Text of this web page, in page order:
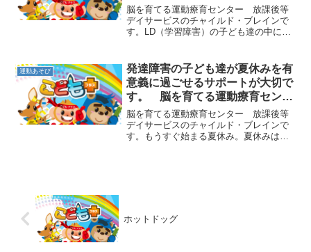
イサービスのチャイルド・ブレイ
ン
脳を育てる運動療育センター 放課後等
デイサービスのチャイルド・ブレインで
す。LD（学習障害）の子ども達の中に
「れ」、「ク」と「タ」などひらがなや
カタカナで似た形の字が区...
運動あそび
発達障害の子ども達が夏休みを有
意義に過ごせるサポートが大切で
す。 脳を育てる運動療育センタ
ー 放課後等デイサービスのチャ
イルド・ブレイン
脳を育てる運動療育センター 放課後等
デイサービスのチャイルド・ブレインで
す。もうすぐ始まる夏休み。夏休みは心
ホットドッグ